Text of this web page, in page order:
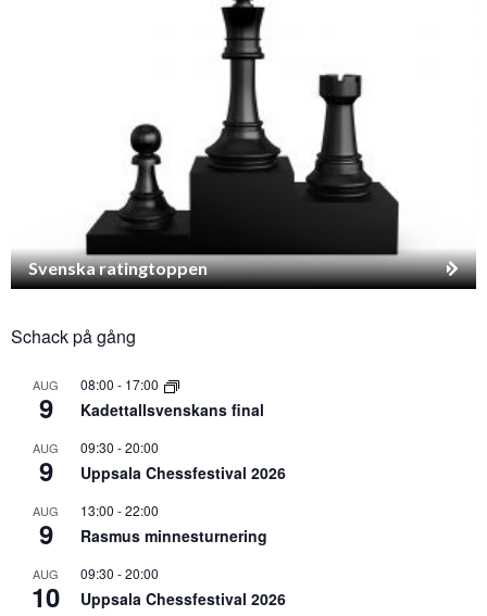
Svenska ratingtoppen
Schack på gång
AUG
9
08:00 - 17:00
Kadettallsvenskans final
AUG
9
09:30 -20:00
Uppsala Chessfestival 2026
AUG
9
13:00 -22:00
Rasmus minnesturnering
AUG
10
09:30 -20:00
Uppsala Chessfestival 2026